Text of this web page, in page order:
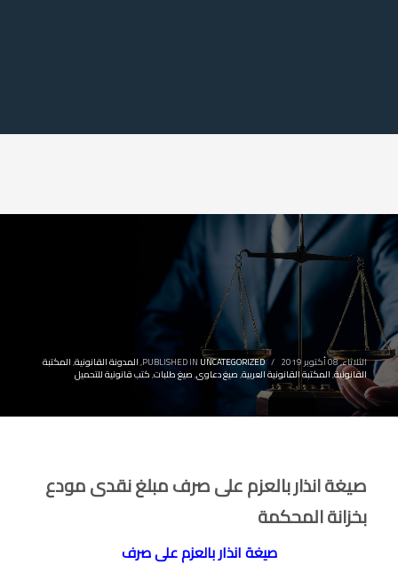
الثلاثاء, 08 أكتوبر 2019 /
PUBLISHED IN UNCATEGORIZED
,المدونة القانونية,المكتبة
القانونية,المكتبة القانونية العربية,صيغ دعاوى,صيغ طلبات,كتب قانونية للتحميل
صیغة انذار بالعزم على صرف مبلغ نقدى مودع
بخزانة المحكمة
صیغة انذار بالعزم على صرف